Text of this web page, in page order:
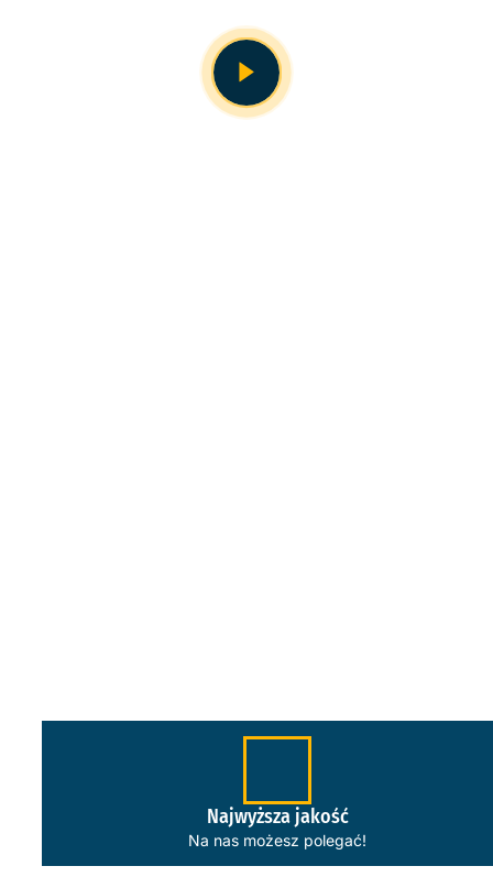
Najwyższa jakość
Na nas możesz polegać!